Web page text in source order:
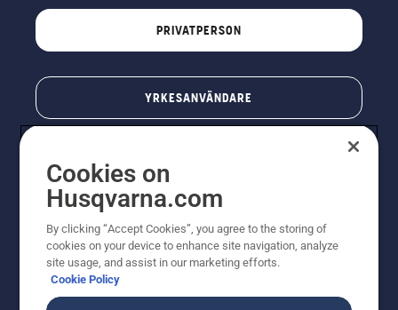
PRIVATPERSON
YRKESANVÄNDARE
© Husqvarna AB (publ). All rights reserved. Priserna
som visas är rekommenderade cirkapriser. Alla angivna
Cookies on
Husqvarna.com
By clicking “Accept Cookies”, you agree to the storing of
cookies on your device to enhance site navigation, analyze
site usage, and assist in our marketing efforts.
Cookie Policy